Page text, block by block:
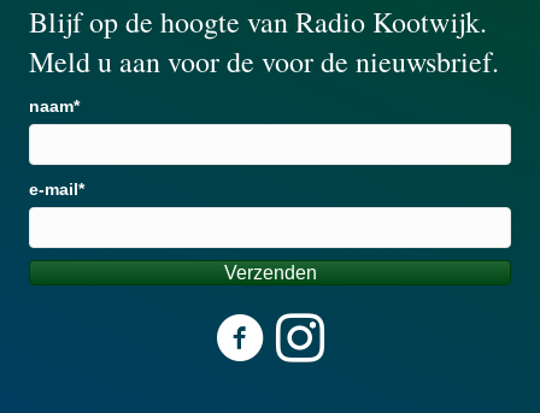
Blijf op de hoogte van Radio Kootwijk.
Meld u aan voor de voor de nieuwsbrief.
naam
e-mail
Verzenden